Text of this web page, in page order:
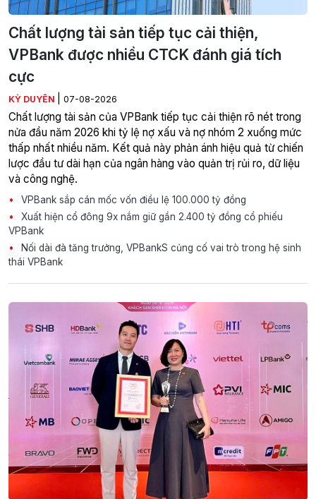
Chất lượng tài sản tiếp tục cải thiện,
VPBank được nhiều CTCK đánh giá tích
cực
KỲ DUYÊN 07-08-2026
Chất lượng tài sản của VPBank tiếp tục cải thiện rõ nét trong
nửa đầu năm 2026 khi tỷ lệ nợ xấu và nợ nhóm 2 xuống mức
thấp nhất nhiều năm. Kết quả này phản ánh hiệu quả từ chiến
lược đầu tư dài hạn của ngân hàng vào quản trị rủi ro, dữ liệu
và công nghệ.
VPBank sắp cán mốc vốn điều lệ 100.000 tỷ đồng
Xuất hiện cổ đông 9x nắm giữ gần 2.400 tỷ đồng cổ phiếu
VPBank
Nối dài đà tăng trưởng, VPBankS củng cố vai trò trong hệ sinh
thái VPBank